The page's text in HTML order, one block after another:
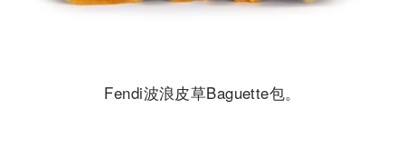
Fendi波浪皮草Baguette包。